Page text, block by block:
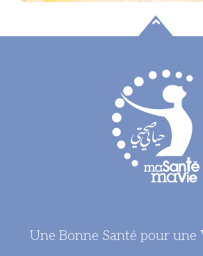
Une Bonne Santé pour une